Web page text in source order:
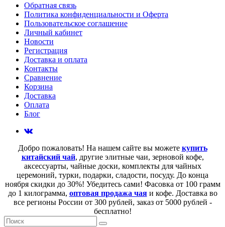
Обратная связь
Политика конфиденциальности и Оферта
Пользовательское соглашение
Личный кабинет
Новости
Регистрация
Доставка и оплата
Контакты
Сравнение
Корзина
Доставка
Оплата
Блог
Добро пожаловать! На нашем сайте вы можете купить
китайский чай, другие элитные чаи, зерновой кофе,
аксессуарты, чайные доски, комплекты для чайных
церемоний, турки, подарки, сладости, посуду. До конца
ноября скидки до 30%! Убедитесь сами! Фасовка от 100 грамм
до 1 килограмма, оптовая продажа чаяи кофе. Доставка во
все регионы России от 300 рублей, заказ от 5000 рублей -
бесплатно!